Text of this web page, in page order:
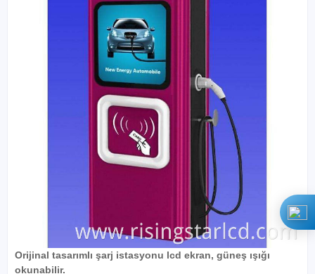
Orijinal tasarımlı şarj istasyonu lcd ekran, güneş ışığı
okunabilir.